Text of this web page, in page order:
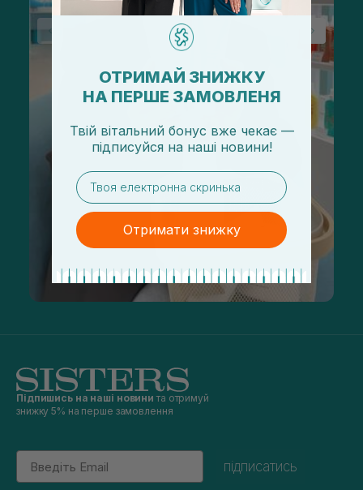
Підпишись на наші новини та отримуй
знижку 5% на перше замовлення
Email
підписатись
ОТРИМАЙ ЗНИЖКУ
НА ПЕРШЕ ЗАМОВЛЕНЯ
Твій вітальний бонус вже чекає —
підписуйся на наші новини!
email
Отримати знижку